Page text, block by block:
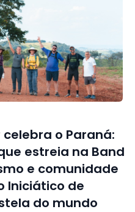
o Paraná:
estreia na Band
e comunidade
Iniciático de
do mundo